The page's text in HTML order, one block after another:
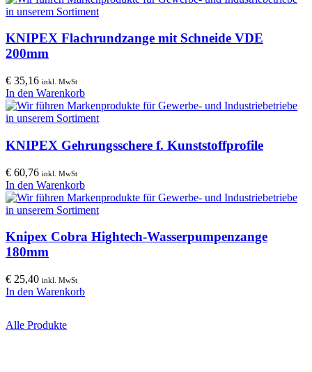
KNIPEX Flachrundzange mit Schneide VDE
200mm
€ 35,16 inkl. MwSt
In den Warenkorb
KNIPEX Gehrungsschere f. Kunststoffprofile
€ 60,76 inkl. MwSt
In den Warenkorb
Knipex Cobra Hightech-Wasserpumpenzange
180mm
€ 25,40 inkl. MwSt
In den Warenkorb
Alle Produkte